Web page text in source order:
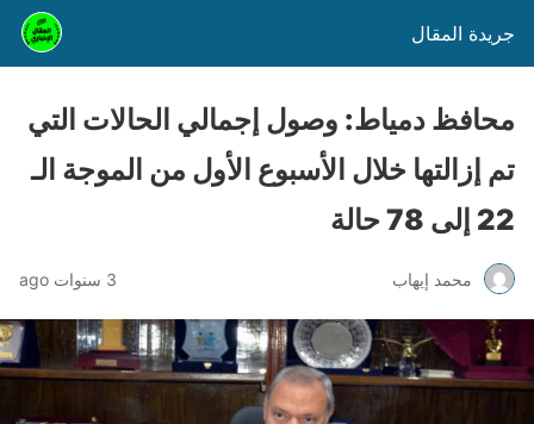
جريدة المقال
محافظ دمياط: وصول إجمالي الحالات التي
تم إزالتها خلال الأسبوع الأول من الموجة الـ
22 إلى 78 حالة
محمد إيهاب 3 سنوات ago